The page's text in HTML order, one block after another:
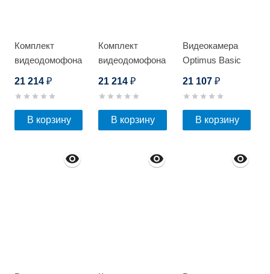
Комплект
видеодомофона
(черный)_v.1
21 214 ₽
В корзину
Комплект
видеодомофона
(сереб.)_v.1
21 214₽
В корзину
Видеокамера
Optimus Basic
21 107 ₽
В корзину